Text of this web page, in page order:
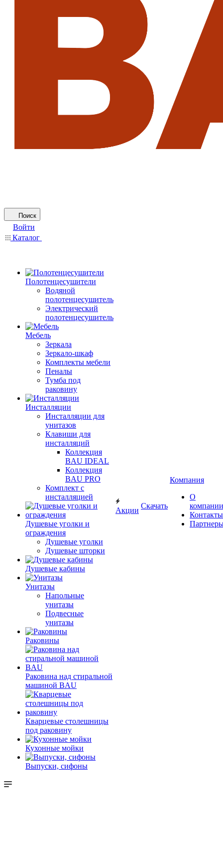
Поиск
Войти
Каталог
Полотенцесушители
Водяной
полотенцесушитель
Электрический
полотенцесушитель
Мебель
Зеркала
Зеркало-шкаф
Комплекты мебели
Пеналы
Тумба под
раковину
Инсталляции
Инсталляции для
унитазов
Клавиши для
инсталляций
Коллекция
BAU IDEAL
Коллекция
BAU PRO
Комплект с
инсталляцией
Душевые уголки и
ограждения
Душевые уголки
Душевые шторки
Душевые кабины
Унитазы
Напольные
унитазы
Подвесные
унитазы
Раковины
Раковина над стиральной
машиной BAU
Кварцевые столешницы
под раковину
Кухонные мойки
Выпуски, сифоны
Акции
Скачать
Компания
О
компании
Контакты